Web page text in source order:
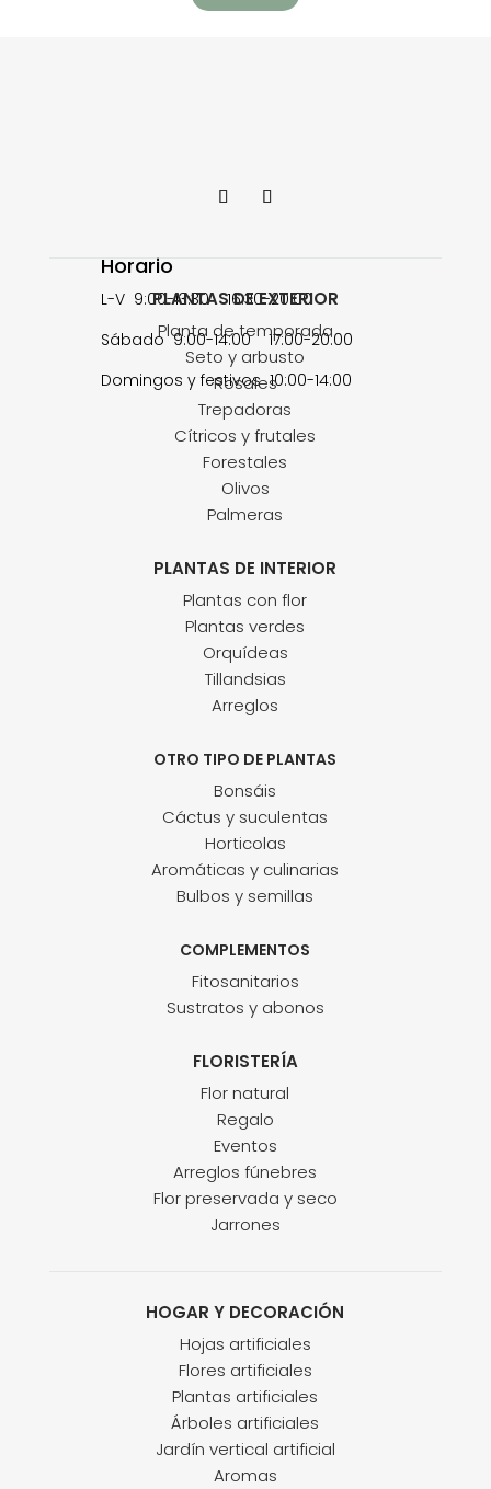
Horario
L-V 9:00-13:30 16:30-20:00
Sábado 9:00-14:00 17:00-20:00
Domingos y festivos 10:00-14:00
PLANTAS DE EXTERIOR
Planta de temporada
Seto y arbusto
Rosales
Trepadoras
Cítricos y frutales
Forestales
Olivos
Palmeras
PLANTAS DE INTERIOR
Plantas con flor
Plantas verdes
Orquídeas
Tillandsias
Arreglos
OTRO TIPO DE PLANTAS
Bonsáis
Cáctus y suculentas
Horticolas
Aromáticas y culinarias
Bulbos y semillas
COMPLEMENTOS
Fitosanitarios
Sustratos y abonos
FLORISTERÍA
Flor natural
Regalo
Eventos
Arreglos fúnebres
Flor preservada y seco
Jarrones
HOGAR Y DECORACIÓN
Hojas artificiales
Flores artificiales
Plantas artificiales
Árboles artificiales
Jardín vertical artificial
Aromas